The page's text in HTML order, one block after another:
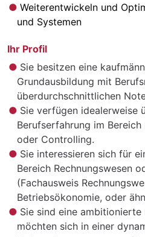
Weiterentwickeln und
und Systemen
Ihr Profil
Sie besitzen eine
Grundausbildung mit
überdurchschnittlichen
Sie verfügen idealerweise
Berufserfahrung im Bereich
oder Controlling.
Sie interessieren sich für
Bereich Rechnungswesen
(Fachausweis
Betriebsökonomie, oder
Sie sind eine ambitionierte
möchten sich in einer